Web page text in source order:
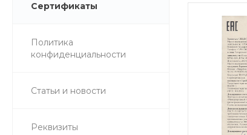
Сертификаты
Политика
конфиденциальности
Статьи и новости
Реквизиты